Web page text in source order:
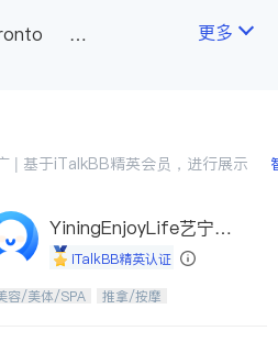
Thornhill
Newmarket
更多
| 基于iTalkBB精英会员，进行展示
YiningEnjoyLife艺宁生
活馆iTalkBB精英认证
头开始，焕醒生活之美。
容/美体/SPA 推拿/按摩